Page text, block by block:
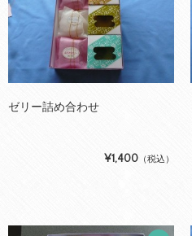
ゼリー詰め合わせ
¥1,400 （税込）